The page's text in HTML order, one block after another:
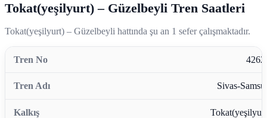
Tokat(yeşilyurt) – Güzelbeyli Tren Saatleri
Tokat(yeşilyurt) – Güzelbeyli hattında şu an 1 sefer çalışmaktadır.
Sivas-